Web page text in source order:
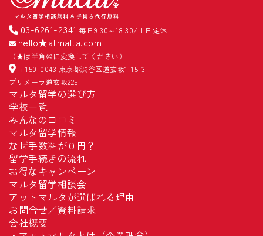
03-6261-2341 毎日9:30～18:30/土日定休
hello★atmalta.com
（★は半角＠に変換してください）
〒150-0043 東京都渋谷区道玄坂1-15-3
プリメーラ道玄坂225
マルタ留学の選び方
学校一覧
みんなの口コミ
マルタ留学情報
なぜ手数料が０円？
留学手続きの流れ
お得なキャンペーン
マルタ留学相談会
アットマルタが選ばれる理由
お問合せ／資料請求
会社概要